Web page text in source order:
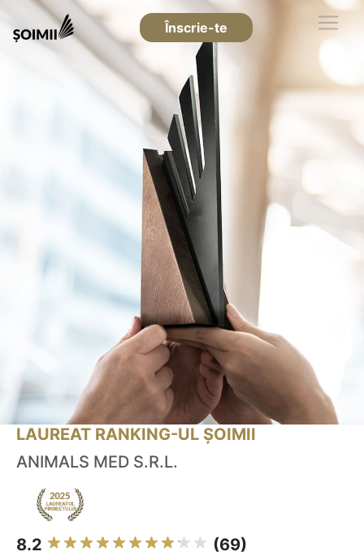
Înscrie-te
LAUREAT RANKING-UL ȘOIMII
ANIMALS MED S.R.L.
8.2 (69)